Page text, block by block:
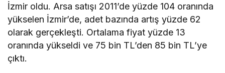
İzmir oldu. Arsa satışı 2011’de yüzde 104 oranında
yükselen İzmir’de, adet bazında artış yüzde 62
olarak gerçekleşti. Ortalama fiyat yüzde 13
oranında yükseldi ve 75 bin TL’den 85 bin TL’ye
çıktı.